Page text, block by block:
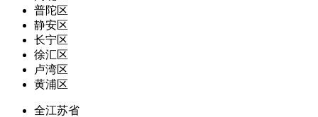
普陀区
静安区
长宁区
徐汇区
卢湾区
黄浦区
全江苏省